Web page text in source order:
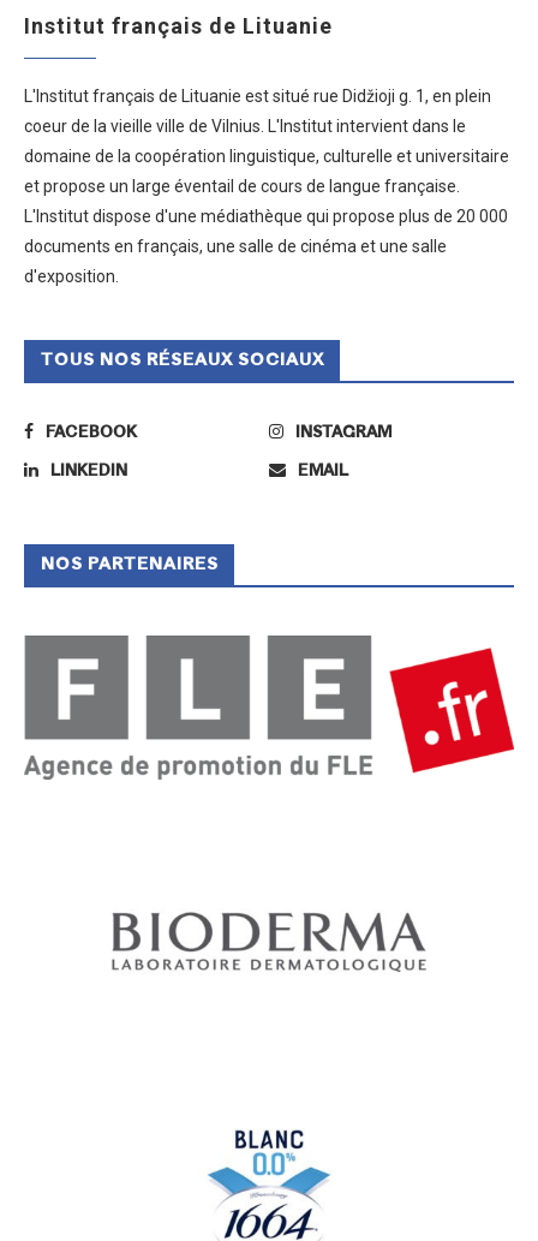
Institut français de Lituanie
L'Institut français de Lituanie est situé rue Didžioji g. 1, en plein
coeur de la vieille ville de Vilnius. L'Institut intervient dans le
domaine de la coopération linguistique, culturelle et universitaire
et propose un large éventail de cours de langue française.
L'Institut dispose d'une médiathèque qui propose plus de 20 000
documents en français, une salle de cinéma et une salle
d'exposition.
TOUS NOS RÉSEAUX SOCIAUX
FACEBOOK INSTAGRAM
LINKEDIN EMAIL
NOS PARTENAIRES